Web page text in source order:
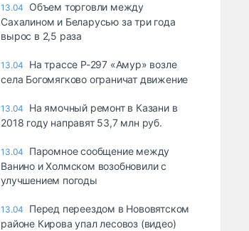
13.04
Объем торговли между
Сахалином и Беларусью за три года
вырос в 2,5 раза
13.04
На трассе Р-297 «Амур» возле
села Богомягково ограничат движение
13.04
На ямочный ремонт в Казани в
2018 году направят 53,7 млн руб.
13.04
Паромное сообщение между
Ванино и Холмском возобновили с
улучшением погоды
13.04
Перед переездом в Нововятском
районе Кирова упал лесовоз (видео)